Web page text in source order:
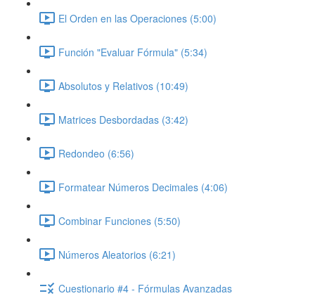
El Orden en las Operaciones (5:00)
Función "Evaluar Fórmula" (5:34)
Absolutos y Relativos (10:49)
Matrices Desbordadas (3:42)
Redondeo (6:56)
Formatear Números Decimales (4:06)
Combinar Funciones (5:50)
Números Aleatorios (6:21)
Cuestionario #4 - Fórmulas Avanzadas